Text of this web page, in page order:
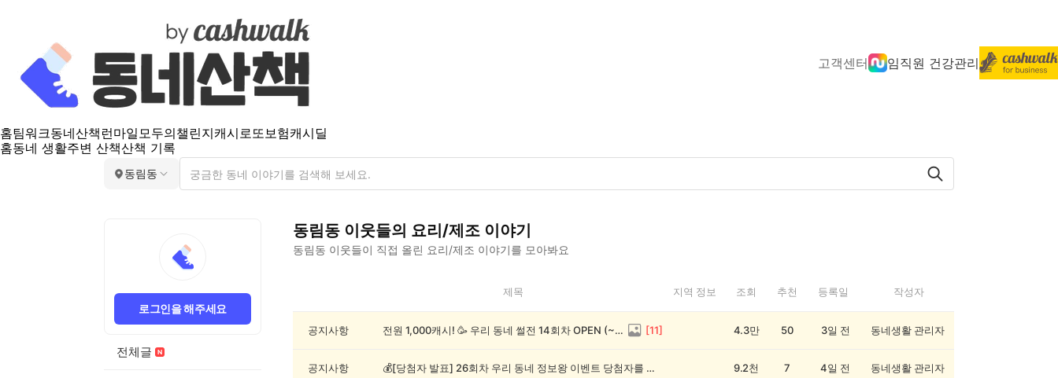
고객센터 임직원 건강관리
홈팀워크동네산책 런마일모두의챌린지캐시로또보험캐시딜
홈동네 생활주변 산책산책 기록
동림동
로그인을 해주세요
전체글
동림동 이웃들의 요리/제조 이야기
동림동 이웃들이 직접 올린 요리/제조 이야기를 모아봐요
동
제목 지역 정보 조회 추천 등록일 작성자
공지사항 전원 1,000캐시! 🥳 우리 동네 썰전 14회차 OPEN (~8/17) [11] 4.3만 50 3일 전 동네생활 관리자
공지사항 💰[당첨자 발표] 26회차 우리 동네 정보왕 이벤트 당첨자를 발표합니다! 9.2천 7 4일 전 동네생활 관리자